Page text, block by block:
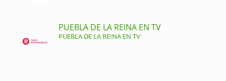
PUEBLA DE LA REINA EN TV
PUEBLA DE LA REINA EN TV